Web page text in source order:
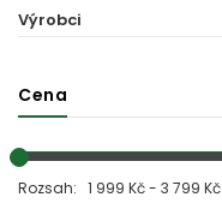
Výrobci
Cena
Rozsah: 1 999 Kč - 3 799 Kč